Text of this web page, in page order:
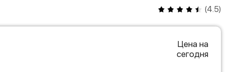
(4.5)
Цена на
сегодня